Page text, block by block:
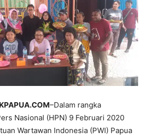
–Dalam rangka
Nasional (HPN) 9 Februari 2020
Wartawan Indonesia (PWI) Papua